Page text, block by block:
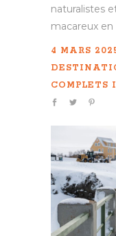
naturalistes
macareux en
4 MARS
COMPLETS